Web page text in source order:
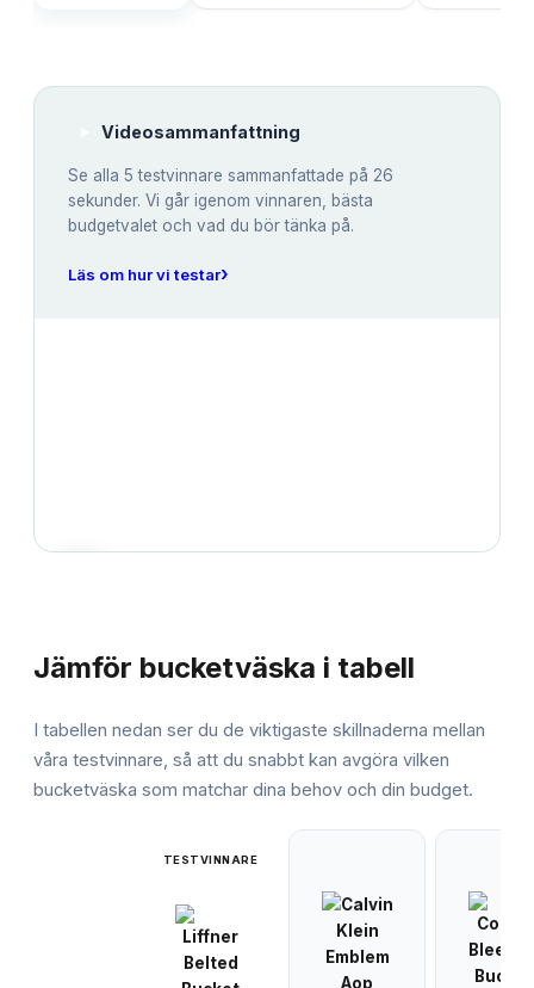
Videosammanfattning
Se alla 5 testvinnare sammanfattade på 26
sekunder. Vi går igenom vinnaren, bästa
budgetvalet och vad du bör tänka på.
Läs om hur vi testar›
Jämför bucketväska i tabell
I tabellen nedan ser du de viktigaste skillnaderna mellan
våra testvinnare, så att du snabbt kan avgöra vilken
bucketväska som matchar dina behov och din budget.
TESTVINNARE